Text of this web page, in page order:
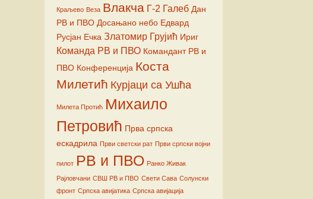
Краљево Веза Влакча Г-2 Галеб Дан
РВ и ПВО Досањано небо Едвард
Русјан Ечка Златомир Грујић Ириг
Команда РВ и ПВО Командант РВ и
ПВО Конференција Коста
Милетић Курјаци са Ушћа
Милета Протић Михаило
Петровић Прва српска
ескадрила Први светски рат Први српски војни
пилот РВ и ПВО Ранко Живак
Рајловчани СВШ РВ и ПВО Свети Сава Солунски
фронт Српска авијатика Српска авијација